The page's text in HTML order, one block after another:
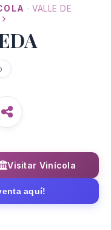
· VALLE DE
Visitar Vinícola
aquí!